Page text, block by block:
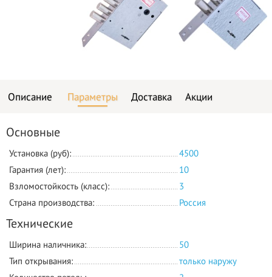
Описание Параметры Доставка Акции
Основные
Установка (руб):
4500
Гарантия (лет):
10
Взломостойкость (класс):
3
Страна производства:
Россия
Технические
Ширина наличника:
50
Тип открывания:
только наружу